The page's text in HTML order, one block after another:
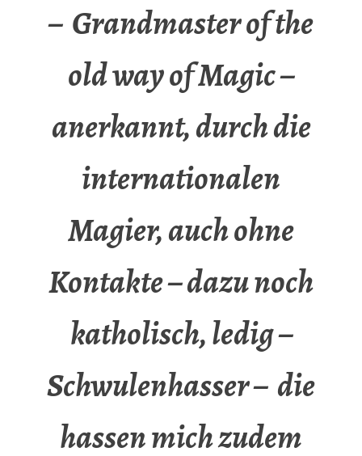
– Grandmaster of the
old way of Magic –
anerkannt, durch die
internationalen
Magier, auch ohne
Kontakte – dazu noch
katholisch, ledig –
Schwulenhasser – die
hassen mich zudem